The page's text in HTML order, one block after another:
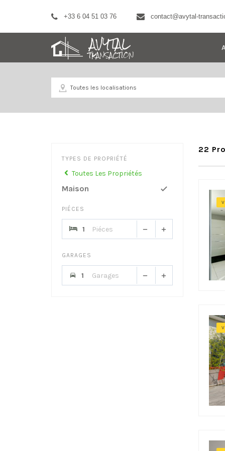
+33 6 04 51 03 76 contact@avytal-
TYPES DE PROPRIÉTÉ
Toutes Les Propriétés
Maison
PIÉCES
Piéces
GARAGES
Garages
22